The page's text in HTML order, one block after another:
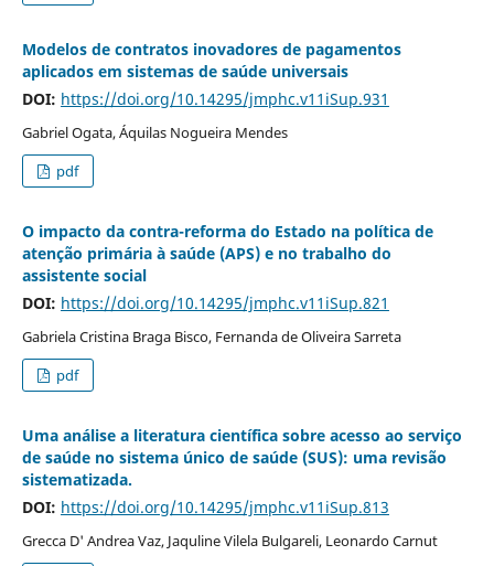
Modelos de contratos inovadores de pagamentos
aplicados em sistemas de saúde universais
DOI: https://doi.org/10.14295/jmphc.v11iSup.931
Gabriel Ogata, Áquilas Nogueira Mendes
pdf
O impacto da contra-reforma do Estado na política de
atenção primária à saúde (APS) e no trabalho do
assistente social
DOI: https://doi.org/10.14295/jmphc.v11iSup.821
Gabriela Cristina Braga Bisco, Fernanda de Oliveira Sarreta
pdf
Uma análise a literatura científica sobre acesso ao serviço
de saúde no sistema único de saúde (SUS): uma revisão
sistematizada.
DOI: https://doi.org/10.14295/jmphc.v11iSup.813
Grecca D' Andrea Vaz, Jaquline Vilela Bulgareli, Leonardo Carnut